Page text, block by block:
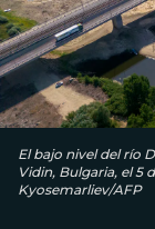
El bajo nivel del río
Vidin, Bulgaria, el 5
Kyosemarliev/AFP